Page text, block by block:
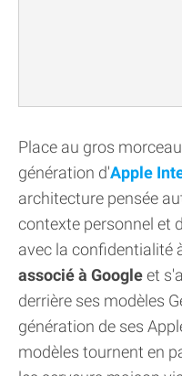
Place au gros
génération d'Apple
architecture pensée
contexte personnel et
avec la confidentialité
associé à Googleet
derrière ses modèles
génération de ses
modèles tournent en